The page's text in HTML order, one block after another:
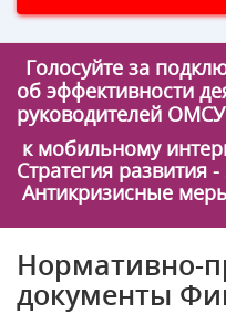
Голосуйте за
об эффективности
руководителей ОМСУ
к мобильному
Стратегия развития -
Антикризисные
Нормативно-
документы